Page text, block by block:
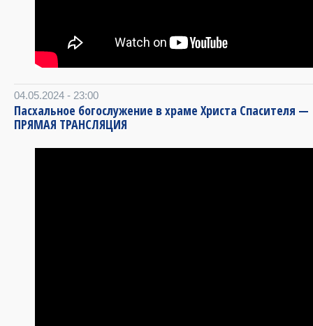
04.05.2024 - 23:00
Пасхальное богослужение в храме Христа Спасителя —
ПРЯМАЯ ТРАНСЛЯЦИЯ